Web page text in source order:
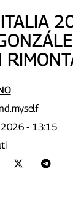
2026 - 13:15